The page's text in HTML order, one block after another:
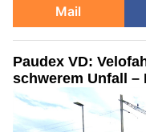
Mail
Paudex VD:
schwerem Unfall –